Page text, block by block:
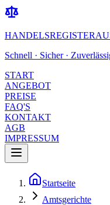
Schnell · Sicher ·
START
ANGEBOT
PREISE
FAQ'S
KONTAKT
AGB
IMPRESSUM
Startseite
Amtsgerichte